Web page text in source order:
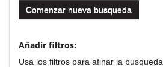
Comenzar nueva busqueda
Añadir filtros:
Usa los filtros para afinar la busqueda.